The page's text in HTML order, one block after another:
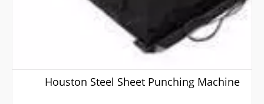
Houston Steel Sheet Punching Machine